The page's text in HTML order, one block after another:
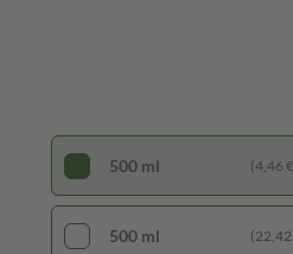
500 ml (4,46
500 ml (22,42